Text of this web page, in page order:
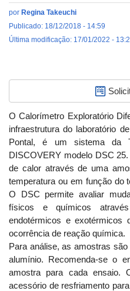
por Regina Takeuchi
Publicado: 18/12/2018 - 14:59
Última modificação: 17/01/2022 -
O Calorímetro Exploratório
infraestrutura do laboratório
Pontal, é um sistema da
DISCOVERY modelo DSC
de calor através de uma
temperatura ou em função do
O DSC permite avaliar
físicos e químicos
endotérmicos e
ocorrência de reação química.
Para análise, as amostras
alumínio. Recomenda-se o
amostra para cada ensaio.
acessório de resfriamento